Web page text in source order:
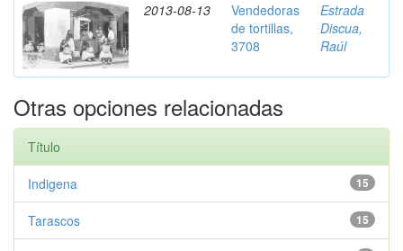
2013-08-13
Vendedoras
de tortillas,
3708
Estrada
Discua,
Raúl
Otras opciones relacionadas
Título
15
Indigena
15
Tarascos